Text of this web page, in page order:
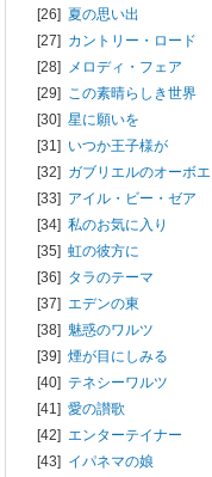
[26] 夏の思い出
[27] カントリー・ロード
[28] メロディ・フェア
[29] この素晴らしき世界
[30] 星に願いを
[31] いつか王子様が
[32] ガブリエルのオーボエ
[33] アイル・ビー・ゼア
[34] 私のお気に入り
[35] 虹の彼方に
[36] タラのテーマ
[37] エデンの東
[38] 魅惑のワルツ
[39] 煙が目にしみる
[40] テネシーワルツ
[41] 愛の讃歌
[42] エンターテイナー
[43] イパネマの娘